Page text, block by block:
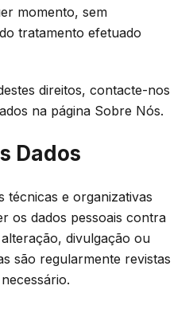
momento, sem
tratamento efetuado
direitos, contacte-nos
na página Sobre Nós.
Dados
técnicas e organizativas
os dados pessoais contra
divulgação ou
são regularmente revistas